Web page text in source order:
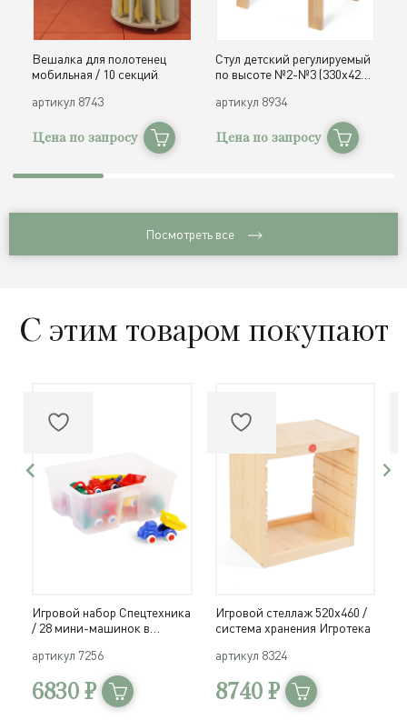
Вешалка для полотенец
мобильная / 10 секций
артикул 8743
Цена по запросу
Стул детский регулируемый
по высоте №2-№3 (330х420,
артикул 8934
Цена по запросу
Посмотреть все
С этим товаром покупают
Игровой набор Спецтехника
/ 28 мини-машинок в
артикул 7256
6830 ₽
Игровой стеллаж 520х460 /
система хранения Игротека
артикул 8324
8740 ₽